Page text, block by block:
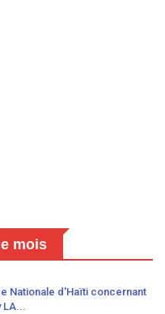
mois
Nationale d'Haïti concernant
LA...